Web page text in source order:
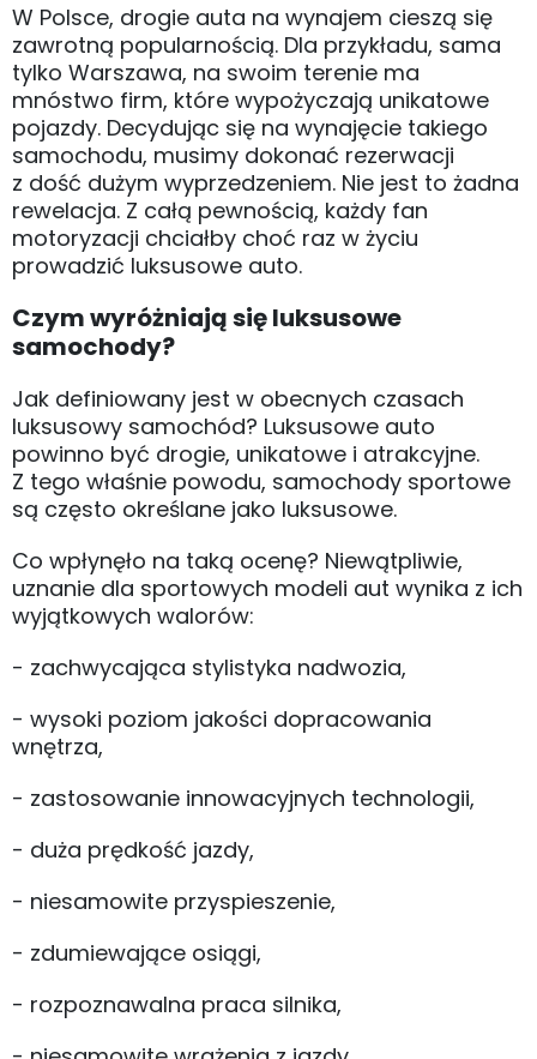
W Polsce, drogie auta na wynajem cieszą się
zawrotną popularnością. Dla przykładu, sama
tylko Warszawa, na swoim terenie ma
mnóstwo firm, które wypożyczają unikatowe
pojazdy. Decydując się na wynajęcie takiego
samochodu, musimy dokonać rezerwacji
z dość dużym wyprzedzeniem. Nie jest to żadna
rewelacja. Z całą pewnością, każdy fan
motoryzacji chciałby choć raz w życiu
prowadzić luksusowe auto.
Czym wyróżniają się luksusowe
samochody?
Jak definiowany jest w obecnych czasach
luksusowy samochód? Luksusowe auto
powinno być drogie, unikatowe i atrakcyjne.
Z tego właśnie powodu, samochody sportowe
są często określane jako luksusowe.
Co wpłynęło na taką ocenę? Niewątpliwie,
uznanie dla sportowych modeli aut wynika z ich
wyjątkowych walorów:
- zachwycająca stylistyka nadwozia,
- wysoki poziom jakości dopracowania
wnętrza,
- zastosowanie innowacyjnych technologii,
- duża prędkość jazdy,
- niesamowite przyspieszenie,
- zdumiewające osiągi,
- rozpoznawalna praca silnika,